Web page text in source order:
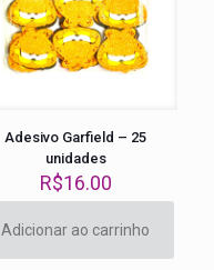
Adesivo Garfield – 25
unidades
R$16.00
Adicionar ao carrinho